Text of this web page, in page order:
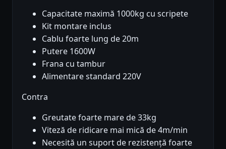
Capacitate maximă 1000kg cu scripete
Kit montare inclus
Cablu foarte lung de 20m
Putere 1600W
Frana cu tambur
Alimentare standard 220V
Contra
Greutate foarte mare de 33kg
Viteză de ridicare mai mică de 4m/min
Necesită un suport de rezistență foarte